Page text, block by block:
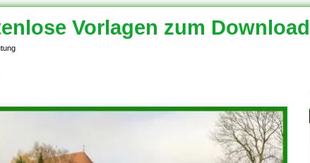
Vorlagen zum